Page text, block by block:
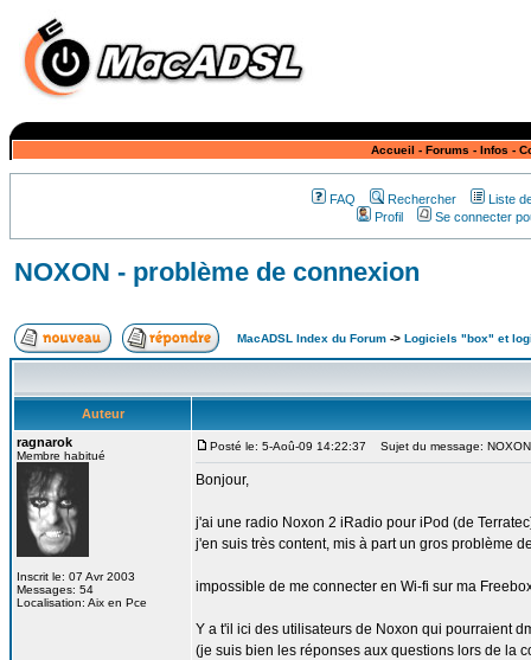
Accueil - Forums - Infos -
FAQ Rechercher
Liste
Profil
Se connecter
NOXON - problème de connexion
MacADSL Index du Forum -> Logiciels "box" et
Auteur
ragnarok
Membre habitué
Inscrit le: 07 Avr 2003
Messages: 54
Localisation: Aix en Pce
Posté le: 5-Aoû-09 14:22:37 Sujet du message:
Bonjour,
j'ai une radio Noxon 2 iRadio pour iPod (de
j'en suis très content, mis à part un gros problème
impossible de me connecter en Wi-fi sur ma
Y a t'il ici des utilisateurs de Noxon qui pourraient
(je suis bien les réponses aux questions lors de la